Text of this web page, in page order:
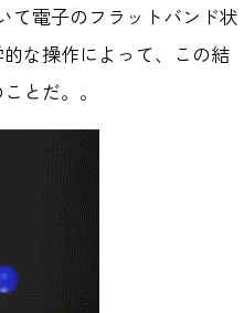
て電子のフラットバンド状
な操作によって、この結
とだ。。